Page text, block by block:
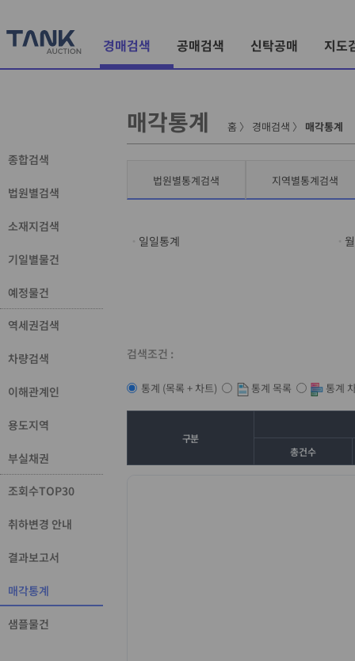
경매검색 공매검색 신탁공매 지도
종합검색
법원별검색
소재지검색
기일별물건
예정물건
역세권검색
차량검색
이해관계인
용도지역
부실채권
조회수TOP30
취하변경 안내
결과보고서
매각통계
샘플물건
매각통계 홈 〉 경매검색 〉 매각통계
법원별통계검색 지역별통계검색
일일통계
검색조건 :
통계 (목록 + 차트) 통계 목록 통계
구분
총건수